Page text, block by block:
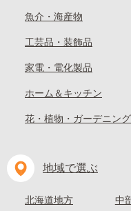
魚介・海産物
工芸品・装飾品
家電・電化製品
ホーム＆キッチン
花・植物・ガーデニング
地域で選ぶ
北海道地方 中